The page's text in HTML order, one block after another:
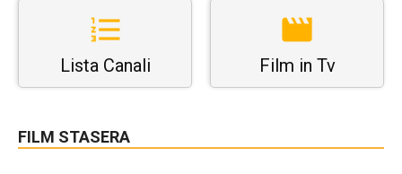
Lista Canali Film in Tv
FILM STASERA